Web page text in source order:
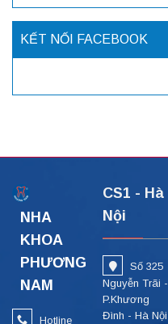
KẾT NỐI FACEBOOK
NHA
KHOA
PHƯƠNG
NAM
Hotline
CS1 - Hà
Nội
Số 325
Nguyễn Trãi -
P.Khương
Đình - Hà Nội